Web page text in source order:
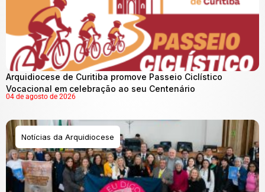
Arquidiocese de Curitiba promove Passeio Ciclístico
Vocacional em celebração ao seu Centenário
04 de agosto de 2026
Notícias da Arquidiocese